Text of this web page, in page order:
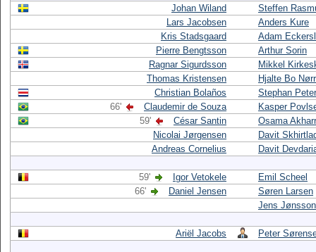
Johan Wiland
Steffen
Lars Jacobsen
Anders Kure
Kris Stadsgaard
Adam
Pierre Bengtsson
Arthur Sorin
Ragnar Sigurdsson
Mikkel
Thomas Kristensen
Hjalte Bo
Christian Bolaños
Stephan
66'
Claudemir de Souza
Kasper
59'
César Santin
Osama
Nicolai Jørgensen
Davit
Andreas Cornelius
Davit
59' Igor Vetokele
Emil Scheel
66'
Daniel Jensen
Søren Larsen
Jens Jønsson
Ariël Jacobs Peter